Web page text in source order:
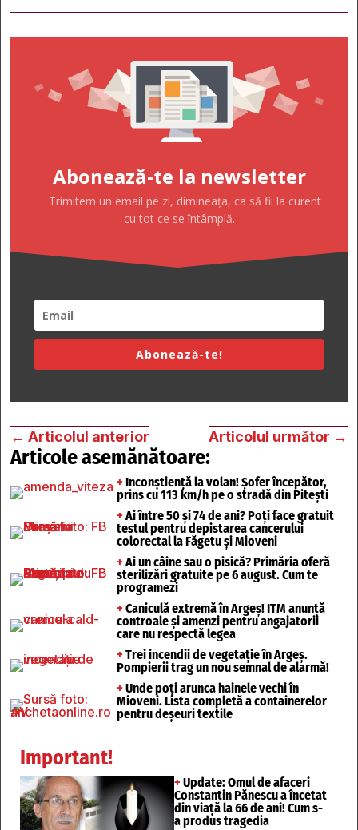
Abonează-te la newsletter
Trimitem un email pe zi, dimineața, ca să fii la curent
cu tot ce se întâmplă.
Abonează-te!
← Articolul anterior Articolul următor →
Articole asemănătoare:
+ Inconștiență la volan! Șofer începător,
prins cu 113 km/h pe o stradă din Pitești
+ Ai între 50 și 74 de ani? Poți face gratuit
testul pentru depistarea cancerului
colorectal la Făgetu și Mioveni
+ Ai un câine sau o pisică? Primăria oferă
sterilizări gratuite pe 6 august. Cum te
programezi
+ Caniculă extremă în Argeș! ITM anunță
controale și amenzi pentru angajatorii
care nu respectă legea
+ Trei incendii de vegetație în Argeș.
Pompierii trag un nou semnal de alarmă!
+ Unde poți arunca hainele vechi în
Mioveni. Lista completă a containerelor
pentru deșeuri textile
Important!
+ Update: Omul de afaceri
Constantin Pănescu a încetat
din viață la 66 de ani! Cum s-
a produs tragedia